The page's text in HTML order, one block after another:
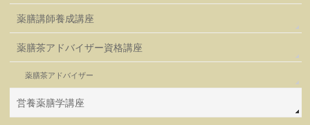
薬膳講師養成講座
薬膳茶アドバイザー資格講座
薬膳茶アドバイザー
営養薬膳学講座